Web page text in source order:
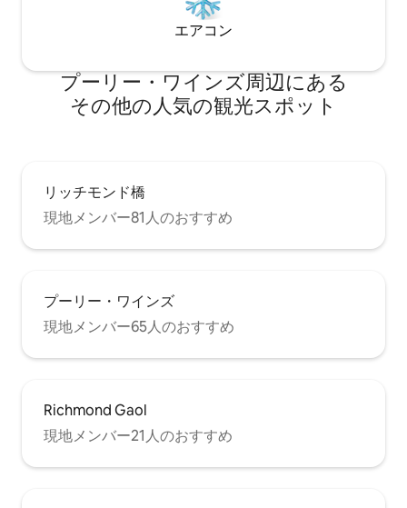
エアコン
プーリー・ワインズ⁠周⁠辺⁠に⁠あ⁠る
そ⁠の⁠他⁠の人⁠気⁠の観⁠光⁠ス⁠ポ⁠ッ⁠ト
リッチモンド橋
現地メンバー81人のおすすめ
プーリー・ワインズ
現地メンバー65人のおすすめ
Richmond Gaol
現地メンバー21人のおすすめ